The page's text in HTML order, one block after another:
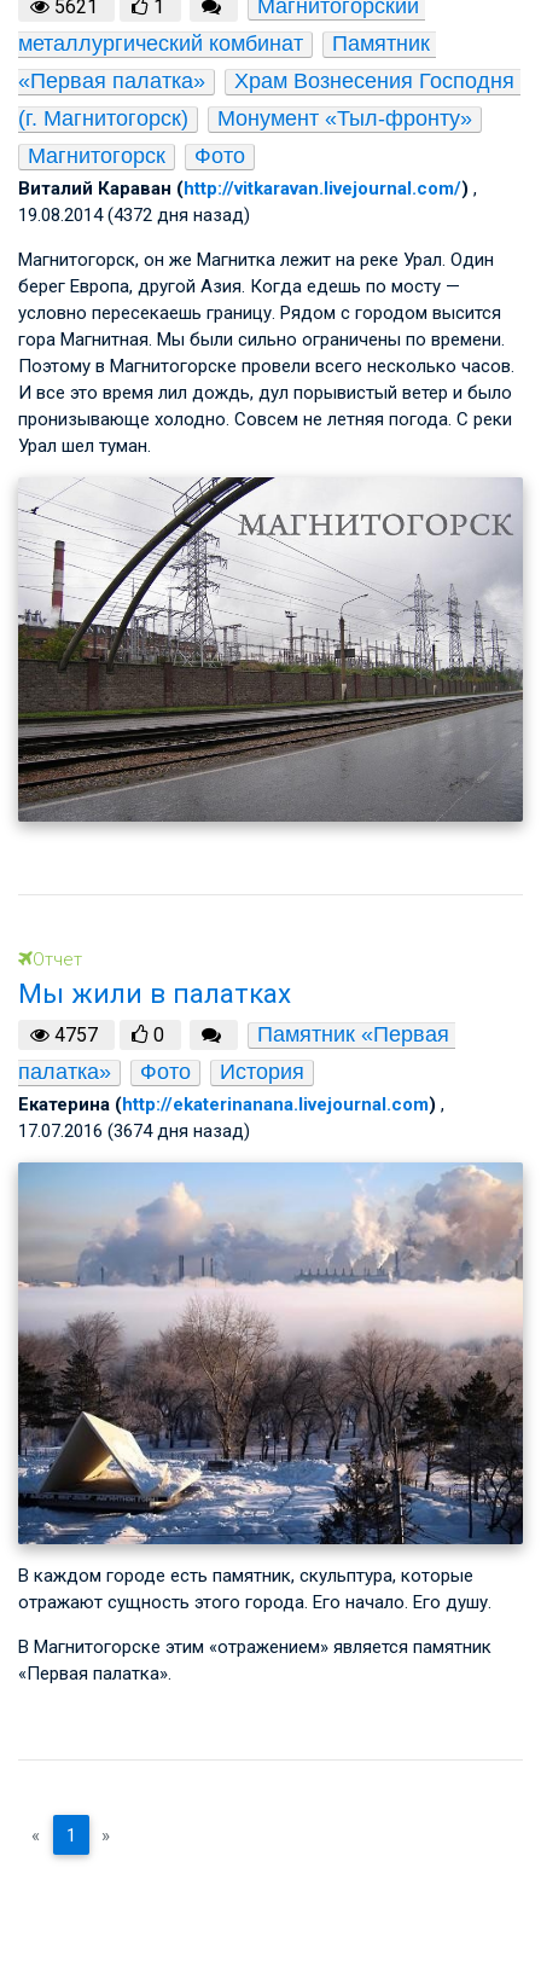
5621 1
Магнитогорский
металлургический комбинат
Памятник
«Первая палатка»
Храм Вознесения Господня
(г. Магнитогорск)
Монумент «Тыл-фронту»
Магнитогорск
Фото
Виталий Караван (http://vitkaravan.livejournal.com/) ,
19.08.2014 (4372 дня назад)
Магнитогорск, он же Магнитка лежит на реке Урал. Один
берег Европа, другой Азия. Когда едешь по мосту —
условно пересекаешь границу. Рядом с городом высится
гора Магнитная. Мы были сильно ограничены по времени.
Поэтому в Магнитогорске провели всего несколько часов.
И все это время лил дождь, дул порывистый ветер и было
пронизывающе холодно. Совсем не летняя погода. С реки
Урал шел туман.
Отчет
Мы жили в палатках
4757 0
Памятник «Первая
палатка»
Фото История
Екатерина (http://ekaterinanana.livejournal.com) ,
17.07.2016 (3674 дня назад)
В каждом городе есть памятник, скульптура, которые
отражают сущность этого города. Его начало. Его душу.
В Магнитогорске этим «отражением» является памятник
«Первая палатка».
« 1 »